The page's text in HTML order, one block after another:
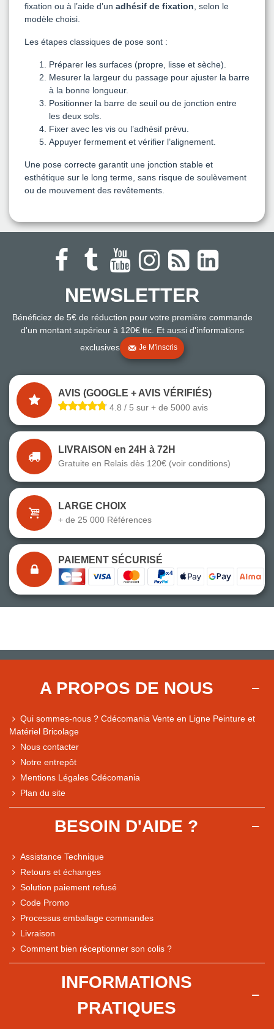
fixation ou à l’aide d’un adhésif de fixation , selon le
modèle choisi.
Les étapes classiques de pose sont :
Préparer les surfaces (propre, lisse et sèche).
Mesurer la largeur du passage pour ajuster la barre
à la bonne longueur.
Positionner la barre de seuil ou de jonction entre
les deux sols.
Fixer avec les vis ou l’adhésif prévu.
Appuyer fermement et vérifier l’alignement.
Une pose correcte garantit une jonction stable et
esthétique sur le long terme, sans risque de soulèvement
ou de mouvement des revêtements.
Comparaison des performances du magasin
NEWSLETTER
Bénéficiez de 5€ de réduction pour votre première commande
d'un montant supérieur à 120€ ttc. Et aussi d'informations
exclusives
Je M'inscris
AVIS (GOOGLE + AVIS VÉRIFIÉS)
4.8 / 5 sur + de 5000 avis
LIVRAISON en 24H à 72H
Gratuite en Relais dès 120€ (voir conditions)
LARGE CHOIX
+ de 25 000 Références
PAIEMENT SÉCURISÉ
A PROPOS DE NOUS
Qui sommes-nous ? Cdécomania Vente en Ligne Peinture et
Matériel Bricolage
Nous contacter
Notre entrepôt
Mentions Légales Cdécomania
Plan du site
BESOIN D'AIDE ?
Assistance Technique
Retours et échanges
Solution paiement refusé
Code Promo
Processus emballage commandes
Livraison
Comment bien réceptionner son colis ?
INFORMATIONS
PRATIQUES